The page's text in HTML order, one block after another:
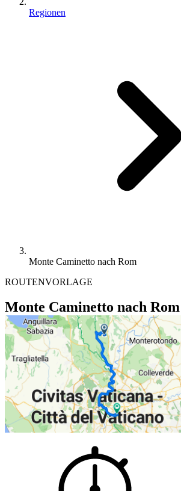
Regionen
Monte Caminetto nach Rom
ROUTENVORLAGE
Monte Caminetto nach Rom